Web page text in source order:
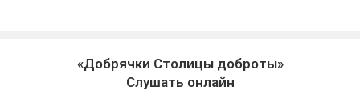
«Добрячки Столицы доброты»
Слушать онлайн